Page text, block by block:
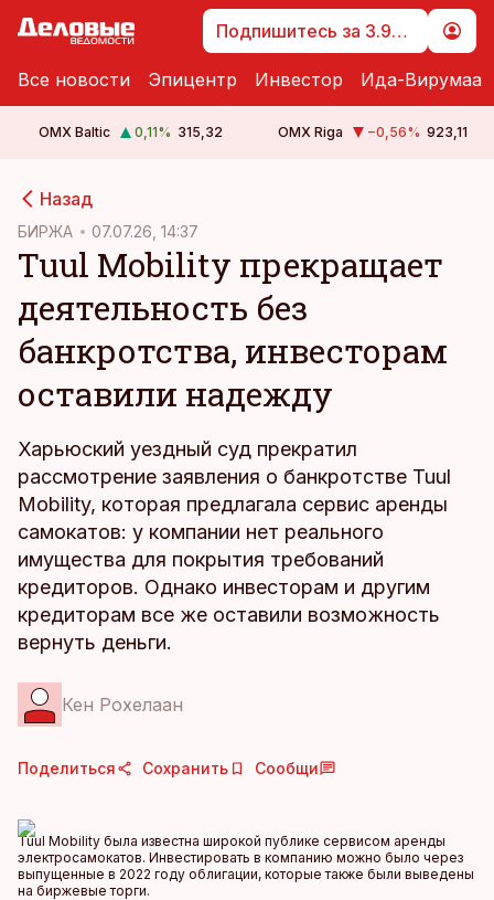
Подпишитесь за 3.99 €
Все новости Эпицентр Инвестор Ида-Вирумаа
OMX Baltic 0,11% 315,32 OMX Riga −0,56% 923,11
Назад
БИРЖА 07.07.26, 14:37
Tuul Mobility прекращает
деятельность без
банкротства, инвесторам
оставили надежду
Харьюский уездный суд прекратил
рассмотрение заявления о банкротстве Tuul
Mobility, которая предлагала сервис аренды
самокатов: у компании нет реального
имущества для покрытия требований
кредиторов. Однако инвесторам и другим
кредиторам все же оставили возможность
вернуть деньги.
Кен Рохелаан
Поделиться Сохранить Сообщи
Tuul Mobility была известна широкой публике сервисом аренды
электросамокатов. Инвестировать в компанию можно было через
выпущенные в 2022 году облигации, которые также были выведены
на биржевые торги.